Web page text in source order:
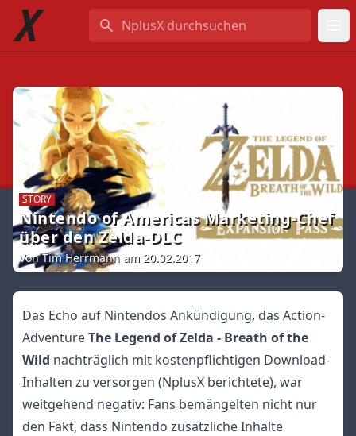
NplusX durchsuchen
STORY
Nintendo of Americas Marketing-Chef
über den Zelda-DLC
Von Tim Herrmann am 20.02.2017
Das Echo auf Nintendos Ankündigung, das Action-
AdventureThe Legend of Zelda - Breath of the
Wild nachträglich mit kostenpflichtigen Download-
Inhalten zu versorgen (NplusX berichtete), war
weitgehend negativ: Fans bemängelten nicht nur
den Fakt, dass Nintendo zusätzliche Inhalte